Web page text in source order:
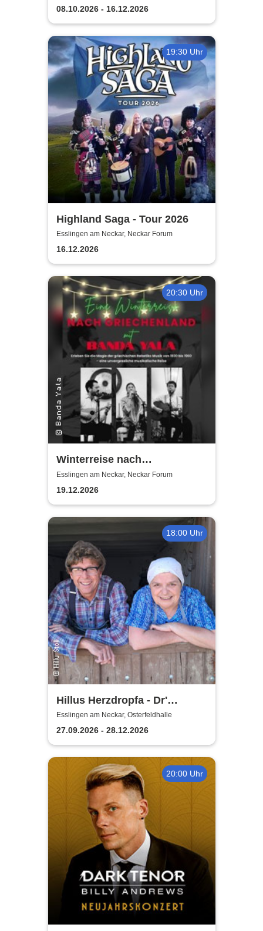
Landesbühne Esslingen
08.10.2026 - 16.12.2026
19:30 Uhr
Highland Saga - Tour 2026
Esslingen am Neckar, Neckar Forum
16.12.2026
20:30 Uhr
Winterreise nach
Griechenland mit Banda Yala
Esslingen am Neckar, Neckar Forum
19.12.2026
18:00 Uhr
Hillus Herzdropfa - Dr'
normale Wahnsinn!
Esslingen am Neckar, Osterfeldhalle
27.09.2026 - 28.12.2026
20:00 Uhr